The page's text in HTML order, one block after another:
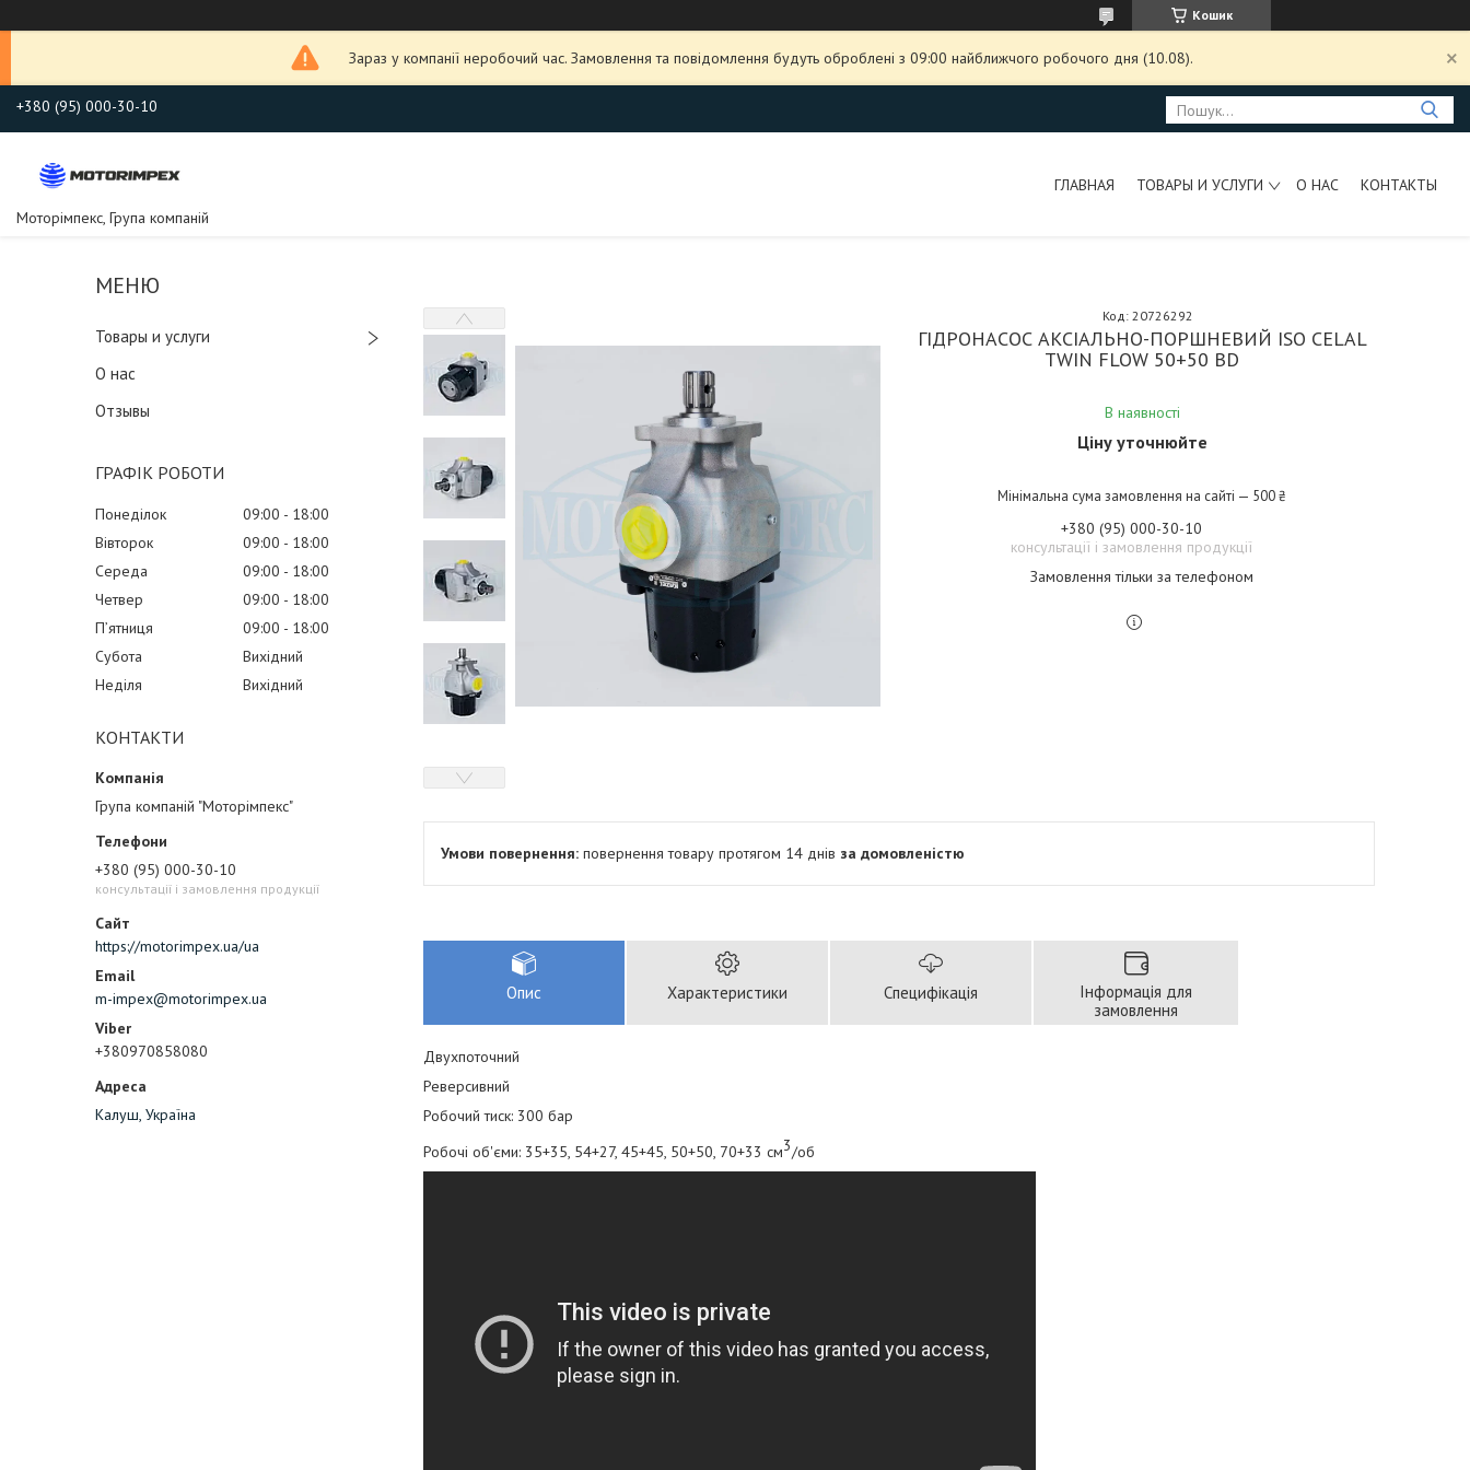
Кошик
Зараз у компанії неробочий час. Замовлення та повідомлення будуть оброблені з 09:00 найближчого робочого дня (10.08).
+380 (95) 000-30-10
Моторімпекс, Група компаній
ГЛАВНАЯ ТОВАРЫ И УСЛУГИ О НАС КОНТАКТЫ
Товары и услуги
О нас
Отзывы
ГРАФІК РОБОТИ
Понеділок 09:00
18:00
Вівторок
09:00
18:00
Середа
09:00
18:00
Четвер
09:00
18:00
Пʼятниця
09:00
18:00
Субота
Вихідний
Неділя
Вихідний
КОНТАКТИ
Група компаній "Моторімпекс"
+380 (95) 000-30-10
консультації і замовлення продукції
https://motorimpex.ua/ua
m-impex@motorimpex.ua
+380970858080
Калуш, Україна
ГІДРОНАСОС АКСІАЛЬНО-ПОРШНЕВИЙ ISO CELAL
TWIN FLOW 50+50 BD
В наявності
Код: 20726292
Ціну уточнюйте
Мінімальна сума замовлення на сайті — 500 ₴
+380 (95) 000-30-10
консультації і замовлення продукції
Замовлення тільки за телефоном
повернення товару протягом 14 днів за домовленістю
Опис Характеристики Специфікація
Інформація для
замовлення
Двухпоточний
Реверсивний
Робочий тиск: 300 бар
Робочі об'єми: 35+35, 54+27, 45+45, 50+50, 70+33 см3/об